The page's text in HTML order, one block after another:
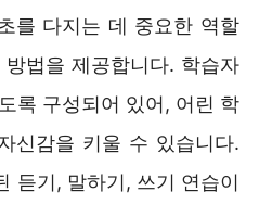
를 다지는 데 중요한 역할
법을 제공합니다. 학습자
록 구성되어 있어, 어린 학
신감을 키울 수 있습니다.
듣기, 말하기, 쓰기 연습이